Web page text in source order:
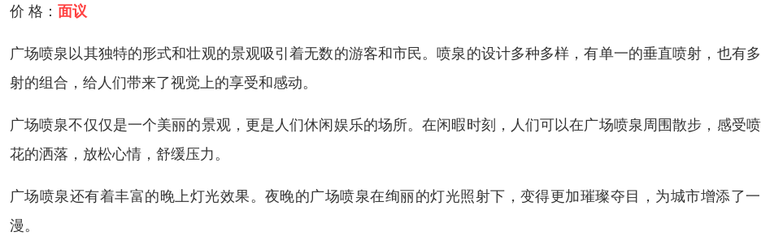
价 格： 面议
广场喷泉以其独特的形式和壮观的景观吸引着无数的游客和市民。喷泉的设计多种多样，有单一的垂直喷射，也有
射的组合，给人们带来了视觉上的享受和感动。
广场喷泉不仅仅是一个美丽的景观，更是人们休闲娱乐的场所。在闲暇时刻，人们可以在广场喷泉周围散步，感受
花的洒落，放松心情，舒缓压力。
广场喷泉还有着丰富的晚上灯光效果。夜晚的广场喷泉在绚丽的灯光照射下，变得更加璀璨夺目，为城市增添了
漫。